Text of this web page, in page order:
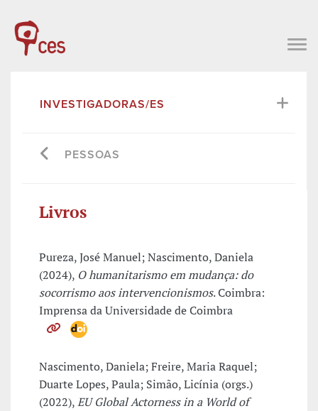
INVESTIGADORAS/ES
PESSOAS
Livros
Pureza, José Manuel; Nascimento, Daniela
(2024), O humanitarismo em mudança: do
socorrismo aos intervencionismos. Coimbra:
Imprensa da Universidade de Coimbra
Nascimento, Daniela; Freire, Maria Raquel;
Duarte Lopes, Paula; Simão, Licínia (orgs.)
(2022),EU Global Actorness in a World of